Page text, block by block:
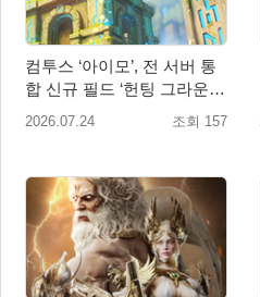
컴투스 ‘아이모’, 전 서버 통
합 신규 필드 ‘헌팅 그라운
드’ 업데이트 예고
2026.07.24 조회 157